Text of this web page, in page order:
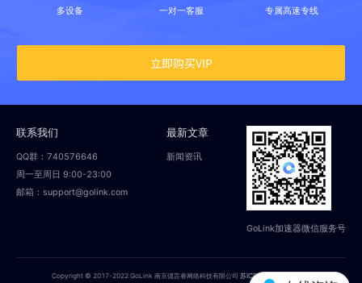
多设备 一对一客服 专属高速专线
立即购买VIP
联系我们
QQ群：740576646
周一至周日 9:00-23:00
邮箱：support@golink.com
最新文章
新闻资讯
GoLink加速器微信服务号
Copyright © 2017-2022 GoLink 南京偲言睿网络科技有限公司苏ICP备18014251号-2